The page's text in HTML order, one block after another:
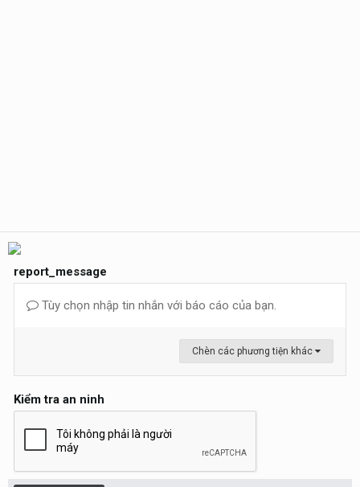
report_message
Tùy chọn nhập tin nhắn với báo cáo của bạn.
Chèn các phương tiện khác
Kiểm tra an ninh